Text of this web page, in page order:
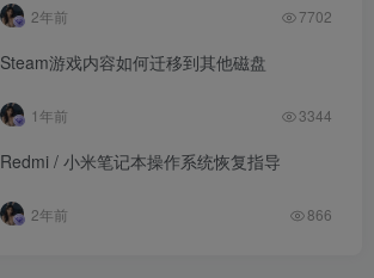
2年前 7702
Steam游戏内容如何迁移到其他磁盘
1年前 3344
Redmi / 小米笔记本操作系统恢复指导
2年前 866